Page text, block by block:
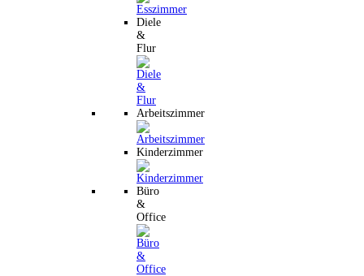
Diele
&
Flur
Arbeitszimmer
Kinderzimmer
Büro
&
Office